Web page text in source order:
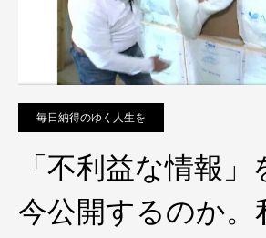
毎日納得のゆく人生を
「不利益な情報
今公開するのか。